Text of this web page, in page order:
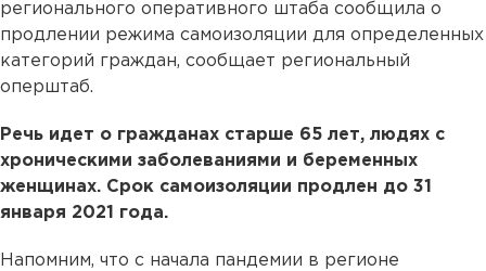
регионального оперативного штаба сообщила о
продлении режима самоизоляции для определенных
категорий граждан, сообщает региональный
оперштаб.
Речь идет о гражданах старше 65 лет, людях с
хроническими заболеваниями и беременных
женщинах. Срок самоизоляции продлен до 31
января 2021 года.
Напомним, что с начала пандемии в регионе